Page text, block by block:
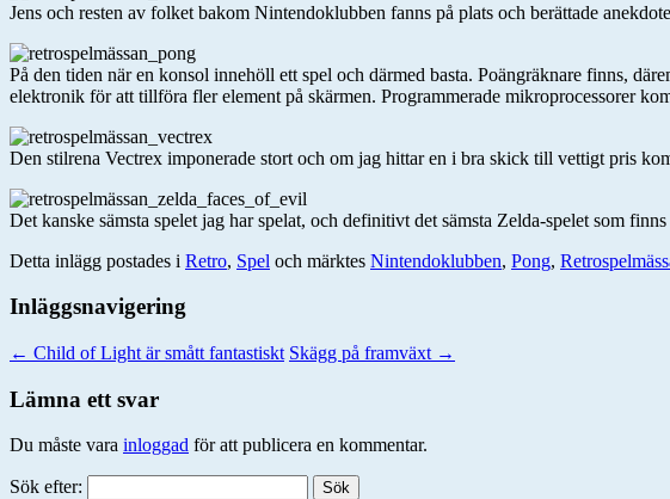
Jens och resten av folket bakom Nintendoklubben fanns på plats och berättade
På den tiden när en konsol innehöll ett spel och därmed basta. Poängräknare finns,
elektronik för att tillföra fler element på skärmen. Programmerade mikroprocessorer
Den stilrena Vectrex imponerade stort och om jag hittar en i bra skick till vettigt pris
Det kanske sämsta spelet jag har spelat, och definitivt det sämsta Zelda-spelet som
Detta inlägg postades i Retro, Spel och märktes Nintendoklubben, Pong,
Inläggsnavigering
← Child of Light är smått fantastiskt Skägg på framväxt →
Lämna ett svar
Du måste vara inloggad för att publicera en kommentar.
Sök efter: